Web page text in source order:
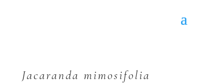
Jacaranda mimosifolia